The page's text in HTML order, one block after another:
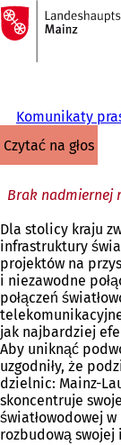
Przejdź do treści
Do
strony
głównej
Komunikaty
czytać na głos
Brak nadmiernej
Dla stolicy kraju
infrastruktury
projektów na
i niezawodne
połączeń
jak najbardziej
Aby uniknąć
uzgodniły, że
dzielnic: Mainz-
skoncentruje
światłowodowej
rozbudową swojej